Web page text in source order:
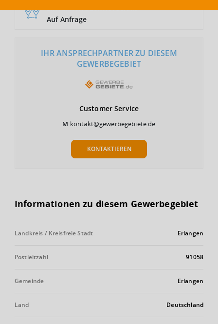
ENTFERNUNG ZUR AUTOBAHN
Auf Anfrage
IHR ANSPRECHPARTNER ZU DIESEM
GEWERBEGEBIET
Customer Service
M kontakt@gewerbegebiete.de
KONTAKTIEREN
Informationen zu diesem Gewerbegebiet
Landkreis / Kreisfreie Stadt Erlangen
Postleitzahl 91058
Gemeinde Erlangen
Land Deutschland